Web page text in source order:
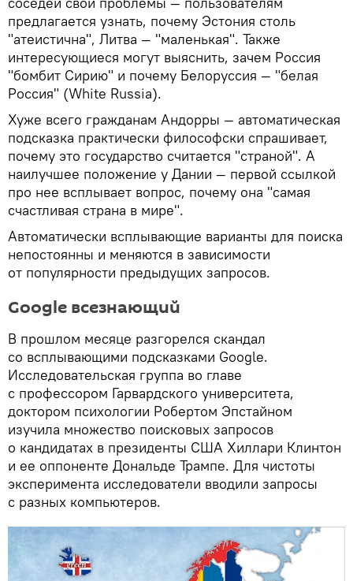
предлагается узнать, почему Эстония столь
"атеистична", Литва — "маленькая". Также
интересующиеся могут выяснить, зачем Россия
"бомбит Сирию" и почему Белоруссия — "белая
Россия" (White Russia).
Хуже всего гражданам Андорры — автоматическая
подсказка практически философски спрашивает,
почему это государство считается "страной". А
наилучшее положение у Дании — первой ссылкой
про нее всплывает вопрос, почему она "самая
счастливая страна в мире".
Автоматически всплывающие варианты для поиска
непостоянны и меняются в зависимости
от популярности предыдущих запросов.
Google всезнающий
В прошлом месяце разгорелся скандал
со всплывающими подсказками Google.
Исследовательская группа во главе
с профессором Гарвардского университета,
доктором психологии Робертом Эпстайном
изучила множество поисковых запросов
о кандидатах в президенты США Хиллари Клинтон
и ее оппоненте Дональде Трампе. Для чистоты
эксперимента исследователи вводили запросы
с разных компьютеров.